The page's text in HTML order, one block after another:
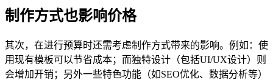
制作方式也影响价格
其次，在进行预算时还需考虑制作方式带来的影响。例如：使
用现有模板可以节省成本；而独特设计（包括UI/UX设计）则
会增加开销；另外一些特色功能（如SEO优化、数据分析等）